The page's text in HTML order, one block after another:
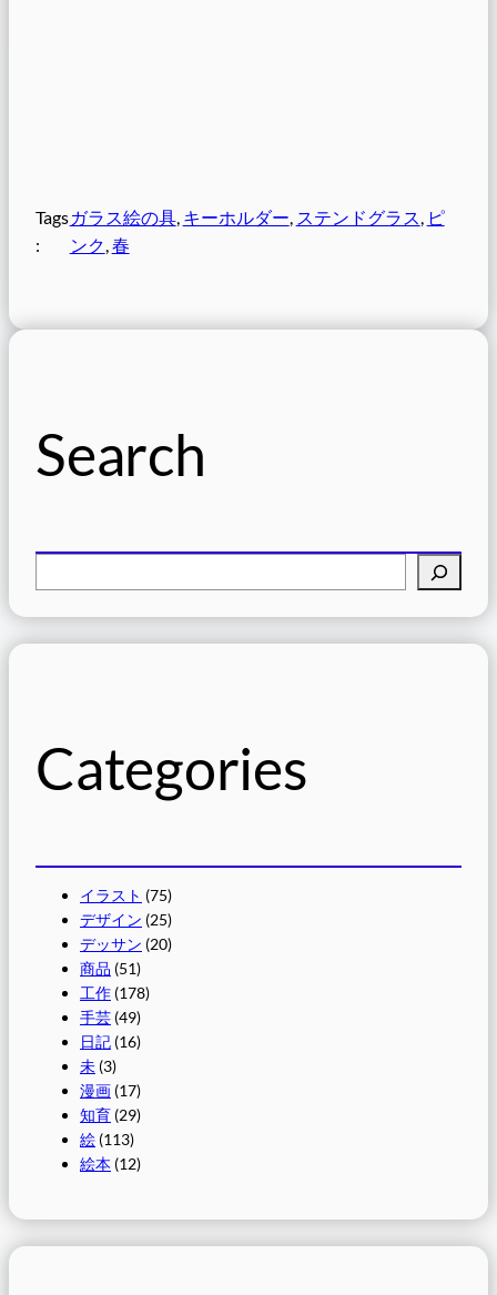
Tags
:
ガラス絵の具, キーホルダー, ステンドグラス, ピ
ンク, 春
Search
索
Categories
イラスト (75)
デザイン (25)
デッサン (20)
商品 (51)
工作 (178)
手芸 (49)
日記 (16)
未 (3)
漫画 (17)
知育 (29)
絵 (113)
絵本 (12)